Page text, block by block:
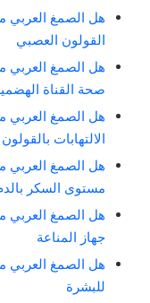
هل الصمغ العربي
القولون العصبي
هل الصمغ العربي
صحة القناة
هل الصمغ العربي
الالتهابات بالقولون
هل الصمغ العربي
مستوى السكر
هل الصمغ العربي
جهاز المناعة
هل الصمغ العربي
للبشرة